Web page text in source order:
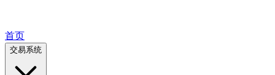
首页
交易系统